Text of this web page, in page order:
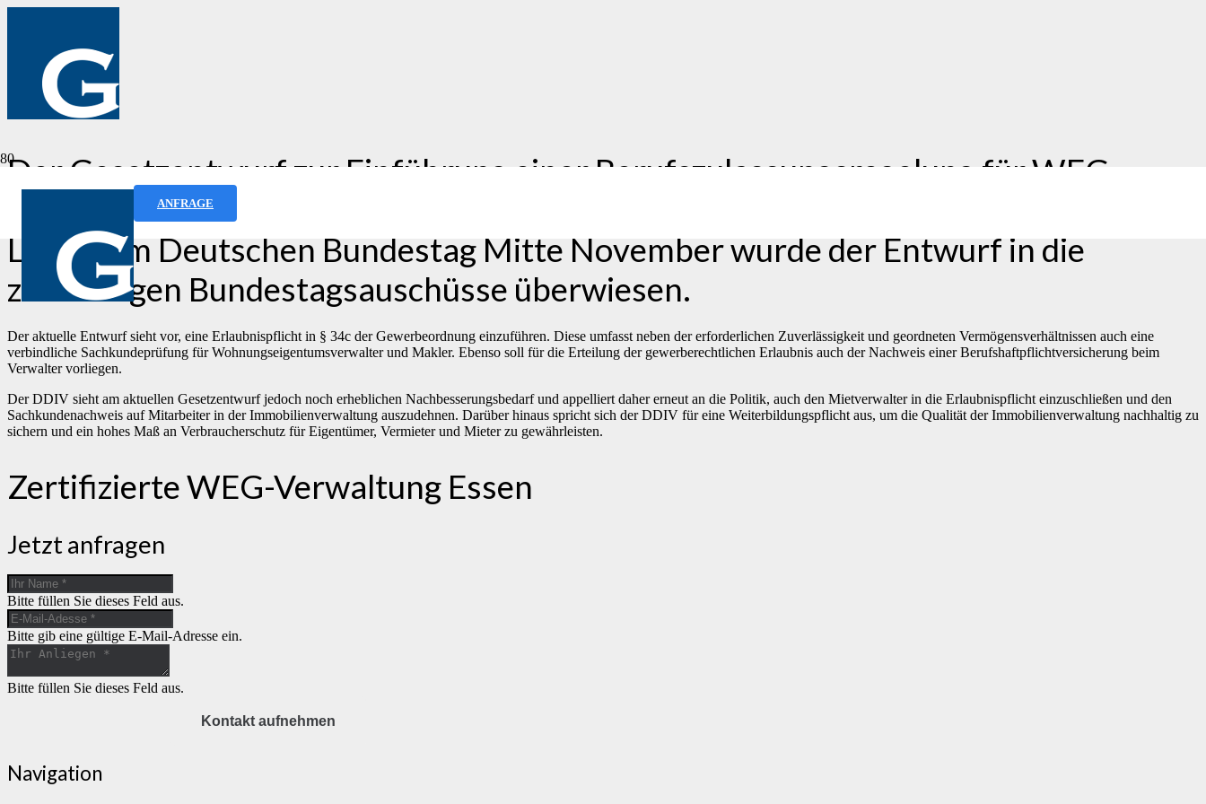
ANFRAGE
Der Gesetzentwurf zur Einführung einer Berufszulassungsregelung für WEG-
Verwalter befindet sich derzeit im parlamentarischen Verfahren. Nach der ersten
Lesung im Deutschen Bundestag Mitte November wurde der Entwurf in die
zuständigen Bundestagsauschüsse überwiesen.
Der aktuelle Entwurf sieht vor, eine Erlaubnispflicht in § 34c der Gewerbeordnung einzuführen. Diese umfasst neben der erforderlichen Zuverlässigkeit und geordneten Vermögensverhältnissen auch eine
verbindliche Sachkundeprüfung für Wohnungseigentumsverwalter und Makler. Ebenso soll für die Erteilung der gewerberechtlichen Erlaubnis auch der Nachweis einer Berufshaftpflichtversicherung beim
Verwalter vorliegen.
Der DDIV sieht am aktuellen Gesetzentwurf jedoch noch erheblichen Nachbesserungsbedarf und appelliert daher erneut an die Politik, auch den Mietverwalter in die Erlaubnispflicht einzuschließen und den
Sachkundenachweis auf Mitarbeiter in der Immobilienverwaltung auszudehnen. Darüber hinaus spricht sich der DDIV für eine Weiterbildungspflicht aus, um die Qualität der Immobilienverwaltung nachhaltig zu
sichern und ein hohes Maß an Verbraucherschutz für Eigentümer, Vermieter und Mieter zu gewährleisten.
Zertifizierte WEG-Verwaltung Essen
Jetzt anfragen
Bitte füllen Sie dieses Feld aus.
Bitte gib eine gültige E-Mail-Adresse ein.
Bitte füllen Sie dieses Feld aus.
Kontakt aufnehmen
Navigation